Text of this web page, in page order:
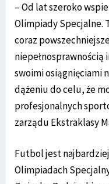
– Od lat szeroko
Olimpiady Specjalne.
coraz
swoimi osiągnięciami
dążeniu do celu, że
profesjonalnych
zarządu Ekstraklasy
Futbol jest
Olimpiadach